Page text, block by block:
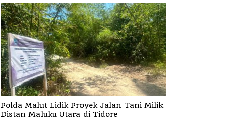
Polda Malut Lidik Proyek Jalan Tani Milik
Distan Maluku Utara di Tidore